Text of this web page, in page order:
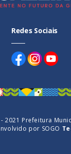
Redes Sociais
2021 Prefeitura
por SOGO